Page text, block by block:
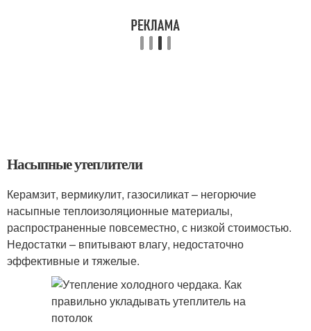
Насыпные утеплители
Керамзит, вермикулит, газосиликат – негорючие
насыпные теплоизоляционные материалы,
распространенные повсеместно, с низкой стоимостью.
Недостатки – впитывают влагу, недостаточно
эффективные и тяжелые.